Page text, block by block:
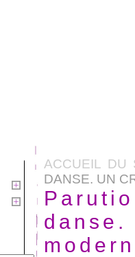
ACCUEIL DU
DANSE. UN
danse.